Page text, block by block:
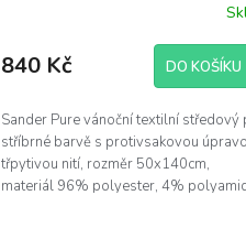
840 Kč DO KOŠÍKU
Sander Pure vánoční textilní středový
stříbrné barvě s protivsakovou
třpytivou nití, rozměr 50x140cm,
materiál 96% polyester, 4%